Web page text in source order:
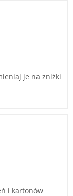
je na zniżki
i kartonów